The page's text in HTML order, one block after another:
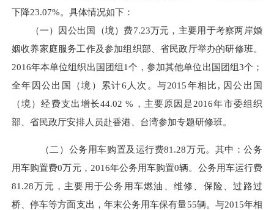
下降23.07%。具体情况如下：
（一）因公出国（境）费7.23万元，主要用于考察两岸婚
姻收养家庭服务工作及参加组织部、省民政厅举办的研修班。
2016年本单位组织出国团组1个，参加其他单位出国团组3个；
全年因公出国（境）累计6人次。与2015年相比, 因公出国
（境）经费支出增长44.02 %，主要原因是2016年市委组织
部、省民政厅安排人员赴香港、台湾参加专题研修班。
（二）公务用车购置及运行费81.28万元。其中：公务
用车购置费0万元，2016年公务用车购置0辆。公务用车运行费
81.28万元，主要用于公务用车燃油、维修、保险、过路过
桥、停车等方面支出，年末公务用车保有量55辆。与2015年相